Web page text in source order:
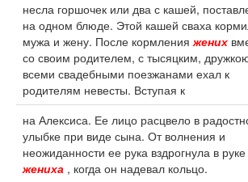
несла горшочек или два с кашей,
на одном блюде. Этой кашей сваха
мужа и жену. После кормленияжених
со своим родителем, с тысяцким,
всеми свадебными поезжанами ехал к
родителям невесты. Вступая к
на Алексиса. Ее лицо расцвело в
улыбке при виде сына. От волнения и
неожиданности ее рука вздрогнула в руке
жениха , когда он надевал кольцо.